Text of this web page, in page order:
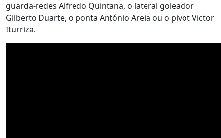
guarda-redes Alfredo Quintana, o lateral goleador
Gilberto Duarte, o ponta António Areia ou o pivot Victor
Iturriza.